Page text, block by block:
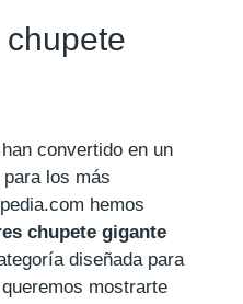
convertido en un
los más
hemos
chupete gigante
diseñada para
mostrarte